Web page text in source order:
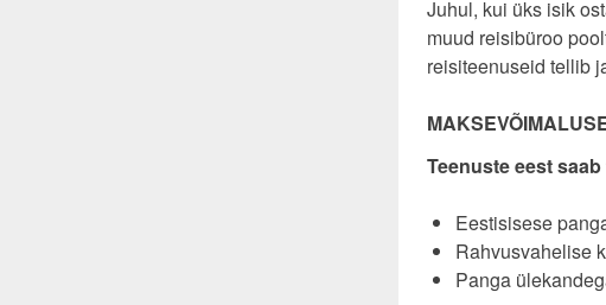
Juhul, kui üks isik
muud reisibüroo
reisiteenuseid tellib
Teenuste eest
Eestisisese
Rahvusvahelise
Panga